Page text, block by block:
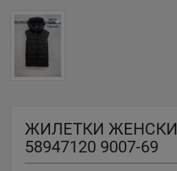
ЖИЛЕТКИ
58947120 9007-69